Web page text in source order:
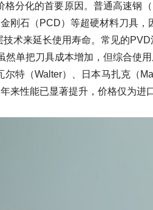
格分化的首要原因。普通高速钢
刚石（PCD）等超硬材料刀具
术来延长使用寿命。常见的
单把刀具成本增加，但综合使用
尔特（Walter）、日本马扎克（
来性能已显著提升，价格仅为进